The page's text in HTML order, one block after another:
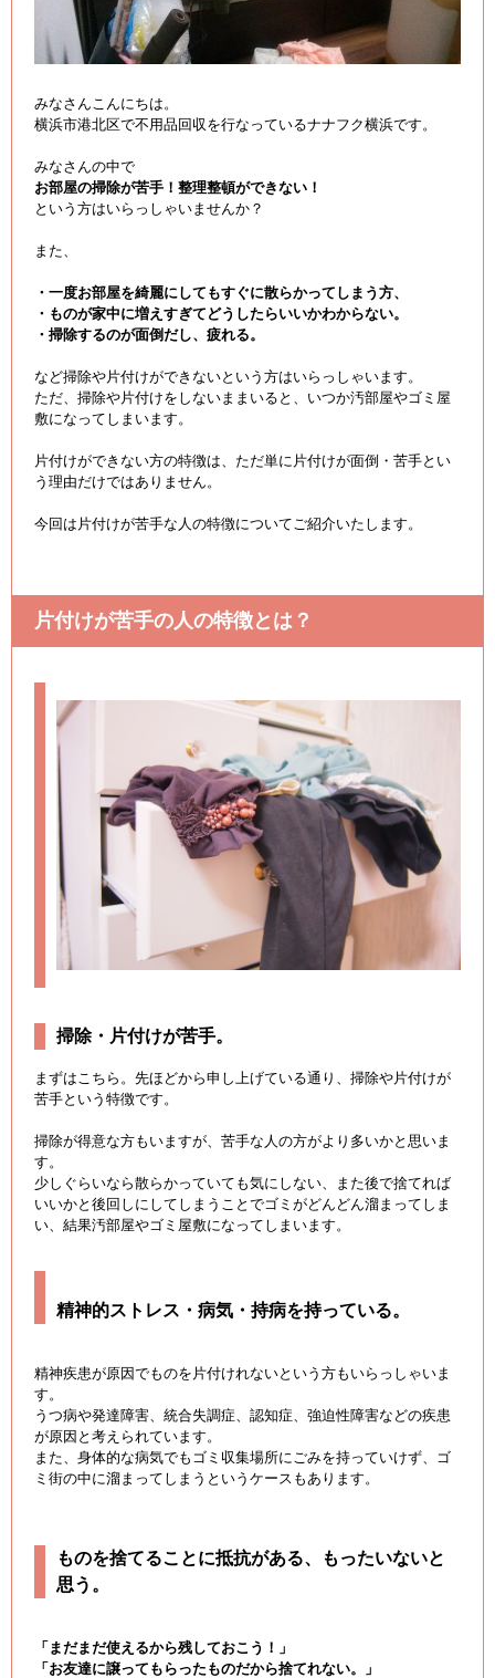
みなさんこんにちは。
横浜市港北区で不用品回収を行なっているナナフク横浜です。
みなさんの中で
お部屋の掃除が苦手！整理整頓ができない！
という方はいらっしゃいませんか？
また、
・一度お部屋を綺麗にしてもすぐに散らかってしまう方、
・ものが家中に増えすぎてどうしたらいいかわからない。
・掃除するのが面倒だし、疲れる。
など掃除や片付けができないという方はいらっしゃいます。
ただ、掃除や片付けをしないままいると、いつか汚部屋やゴミ屋
敷になってしまいます。
片付けができない方の特徴は、ただ単に片付けが面倒・苦手とい
う理由だけではありません。
今回は片付けが苦手な人の特徴についてご紹介いたします。
片付けが苦手の人の特徴とは？
掃除・片付けが苦手。
まずはこちら。先ほどから申し上げている通り、掃除や片付けが
苦手という特徴です。
掃除が得意な方もいますが、苦手な人の方がより多いかと思いま
す。
少しぐらいなら散らかっていても気にしない、また後で捨てれば
いいかと後回しにしてしまうことでゴミがどんどん溜まってしま
い、結果汚部屋やゴミ屋敷になってしまいます。
精神的ストレス・病気・持病を持っている。
精神疾患が原因でものを片付けれないという方もいらっしゃいま
す。
うつ病や発達障害、統合失調症、認知症、強迫性障害などの疾患
が原因と考えられています。
また、身体的な病気でもゴミ収集場所にごみを持っていけず、ゴ
ミ街の中に溜まってしまうというケースもあります。
ものを捨てることに抵抗がある、もったいないと
思う。
「まだまだ使えるから残しておこう！」
「お友達に譲ってもらったものだから捨てれない。」